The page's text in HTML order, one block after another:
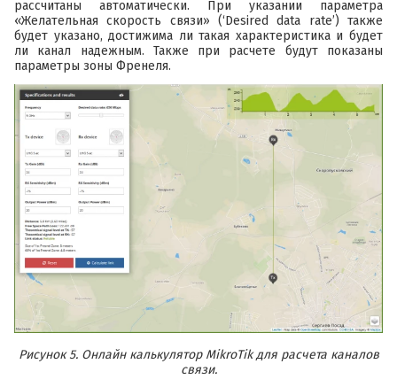
рассчитаны автоматически. При указании параметра
«Желательная скорость связи» (‘Desired data rate’) также
будет указано, достижима ли такая характеристика и будет
ли канал надежным. Также при расчете будут показаны
параметры зоны Френеля.
Рисунок 5. Онлайн калькулятор MikroTikдля расчета каналов
связи.